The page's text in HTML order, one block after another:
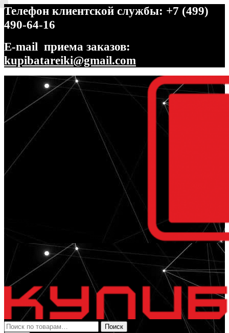
Телефон клиентской службы: +7 (499)
490-64-16
E-mail приема заказов:
kupibatareiki@gmail.com
Перейти
навигации
Перейти
содержимому
Искать:
Поиск